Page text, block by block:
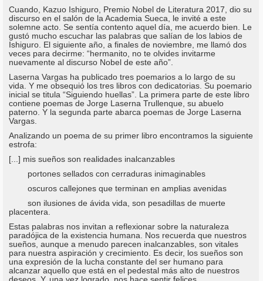
Cuando, Kazuo Ishiguro, Premio Nobel de Literatura 2017, dio su
discurso en el salón de la Academia Sueca, le invité a este
solemne acto. Se sentía contento aquel día, me acuerdo bien. Le
gustó mucho escuchar las palabras que salían de los labios de
Ishiguro. El siguiente año, a finales de noviembre, me llamó dos
veces para decirme: “hermanito, no te olvides invitarme
nuevamente al discurso Nobel de este año”.
Laserna Vargas ha publicado tres poemarios a lo largo de su
vida. Y me obsequió los tres libros con dedicatorias. Su poemario
inicial se titula “Siguiendo huellas”. La primera parte de este libro
contiene poemas de Jorge Laserna Trullenque, su abuelo
paterno. Y la segunda parte abarca poemas de Jorge Laserna
Vargas.
Analizando un poema de su primer libro encontramos la siguiente
estrofa:
[...] mis sueños son realidades inalcanzables
portones sellados con cerraduras inimaginables
oscuros callejones que terminan en amplias avenidas
son ilusiones de ávida vida, son pesadillas de muerte
placentera.
Estas palabras nos invitan a reflexionar sobre la naturaleza
paradójica de la existencia humana. Nos recuerda que nuestros
sueños, aunque a menudo parecen inalcanzables, son vitales
para nuestra aspiración y crecimiento. Es decir, los sueños son
una expresión de la lucha constante del ser humano para
alcanzar aquello que está en el pedestal más alto de nuestros